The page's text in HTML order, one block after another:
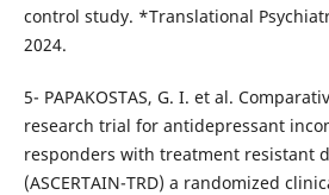
control study. *Translational
2024.
5- PAPAKOSTAS, G. I. et al.
research trial for antidepressant
responders with treatment resistant
(ASCERTAIN-TRD) a randomized